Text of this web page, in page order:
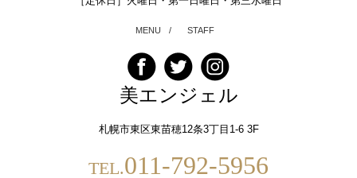
MENU / STAFF
美エンジェル
札幌市東区東苗穂12条3丁目1-6 3F
TEL.011-792-5956